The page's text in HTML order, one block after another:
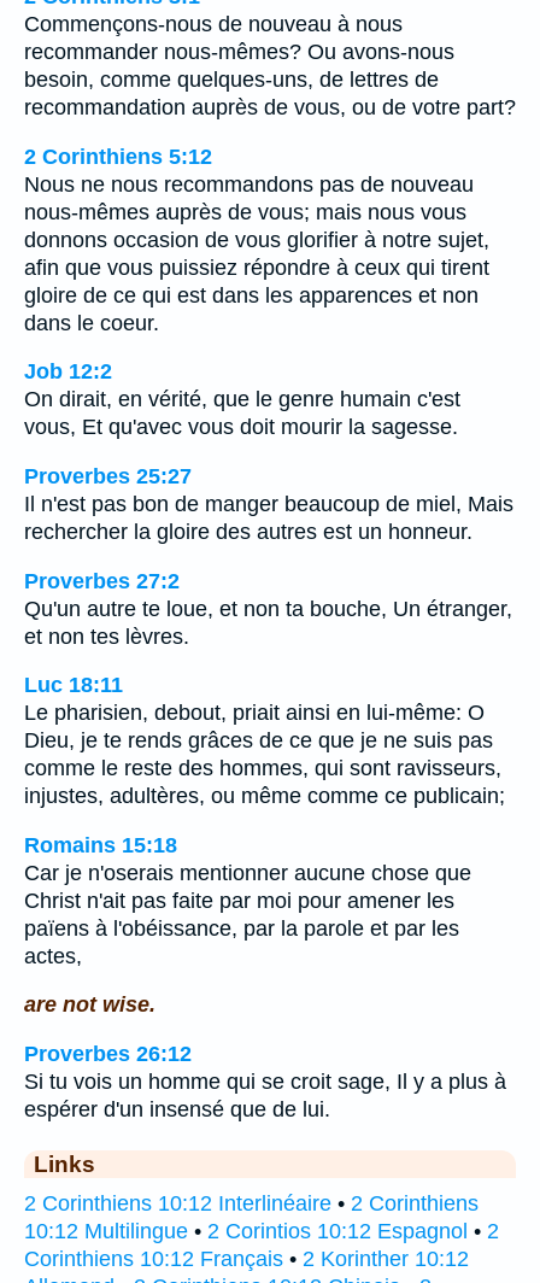
Commençons-nous de nouveau à nous
recommander nous-mêmes? Ou avons-nous
besoin, comme quelques-uns, de lettres de
recommandation auprès de vous, ou de votre part?
2 Corinthiens 5:12
Nous ne nous recommandons pas de nouveau
nous-mêmes auprès de vous; mais nous vous
donnons occasion de vous glorifier à notre sujet,
afin que vous puissiez répondre à ceux qui tirent
gloire de ce qui est dans les apparences et non
dans le coeur.
Job 12:2
On dirait, en vérité, que le genre humain c'est
vous, Et qu'avec vous doit mourir la sagesse.
Proverbes 25:27
Il n'est pas bon de manger beaucoup de miel, Mais
rechercher la gloire des autres est un honneur.
Proverbes 27:2
Qu'un autre te loue, et non ta bouche, Un étranger,
et non tes lèvres.
Luc 18:11
Le pharisien, debout, priait ainsi en lui-même: O
Dieu, je te rends grâces de ce que je ne suis pas
comme le reste des hommes, qui sont ravisseurs,
injustes, adultères, ou même comme ce publicain;
Romains 15:18
Car je n'oserais mentionner aucune chose que
Christ n'ait pas faite par moi pour amener les
païens à l'obéissance, par la parole et par les
actes,
are not wise.
Proverbes 26:12
Si tu vois un homme qui se croit sage, Il y a plus à
espérer d'un insensé que de lui.
Links
2 Corinthiens 10:12 Interlinéaire • 2 Corinthiens
10:12 Multilingue • 2 Corintios 10:12 Espagnol • 2
Corinthiens 10:12 Français • 2 Korinther 10:12